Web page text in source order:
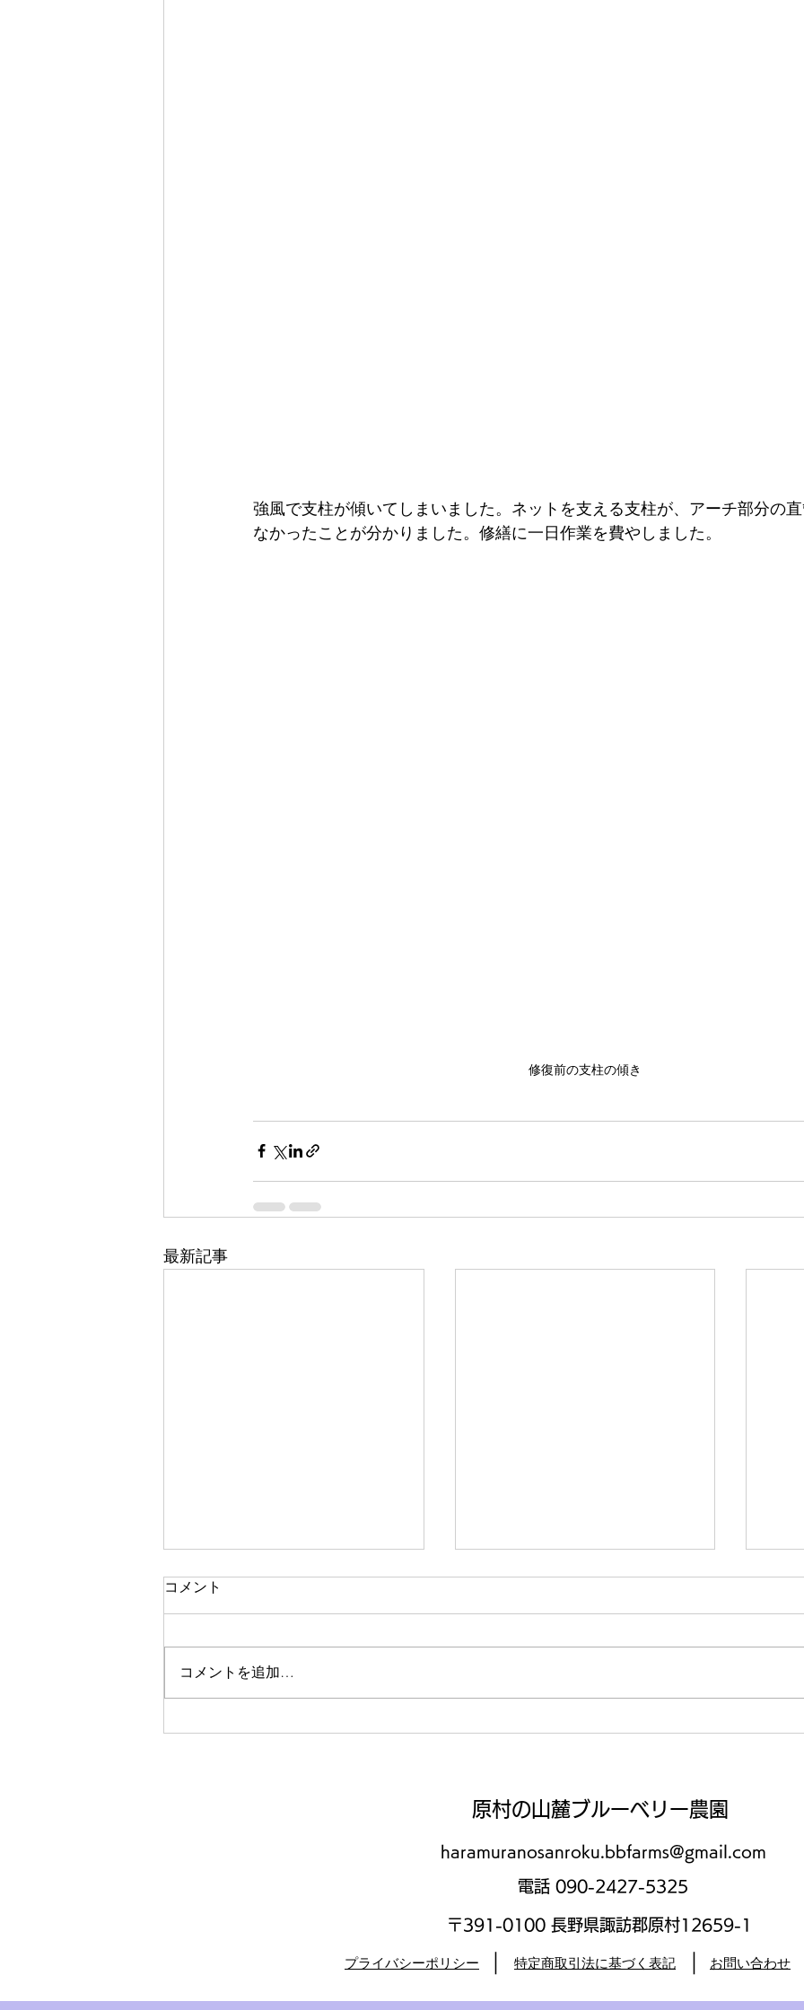
強風で支柱が傾いてしまいました。ネットを支える支柱が、アーチ部分の
なかったことが分かりました。修繕に一日作業を費やしました。
修復前の支柱の傾き
最新記事
二期なりの花
ラベンダー畑と八ヶ岳
コメント
コメントを追加…
​原村の山麓ブルーベリー農園
haramuranosanroku.bbfarms@gmail.com
​電話 090-2427-5325
​〒391-0100 長野県諏訪郡原村12659-1
｜
​プライバシーポリシー ​特定商取引法に基づく表記 お問い合わせ
｜